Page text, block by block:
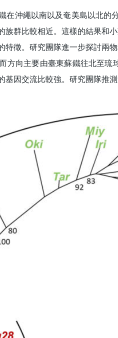
沖繩以南以及奄美島以北的
族群比較相近。這樣的結果和
徵。研究團隊進一步探討兩
方向主要由臺東蘇鐵往北至
基因交流比較強。研究團隊推